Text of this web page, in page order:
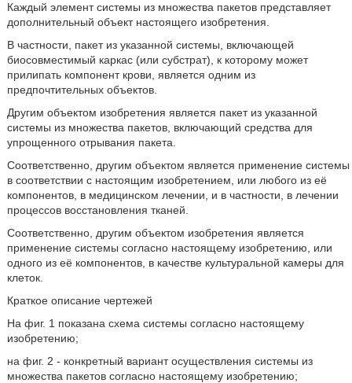
Каждый элемент системы из множества пакетов представляет
дополнительный объект настоящего изобретения.
В частности, пакет из указанной системы, включающей
биосовместимый каркас (или субстрат), к которому может
прилипать компонент крови, является одним из
предпочтительных объектов.
Другим объектом изобретения является пакет из указанной
системы из множества пакетов, включающий средства для
упрощенного отрывания пакета.
Соответственно, другим объектом является применение системы
в соответствии с настоящим изобретением, или любого из её
компонентов, в медицинском лечении, и в частности, в лечении
процессов восстановления тканей.
Соответственно, другим объектом изобретения является
применение системы согласно настоящему изобретению, или
одного из её компонентов, в качестве культуральной камеры для
клеток.
Краткое описание чертежей
На фиг. 1 показана схема системы согласно настоящему
изобретению;
на фиг. 2 - конкретный вариант осуществления системы из
множества пакетов согласно настоящему изобретению;